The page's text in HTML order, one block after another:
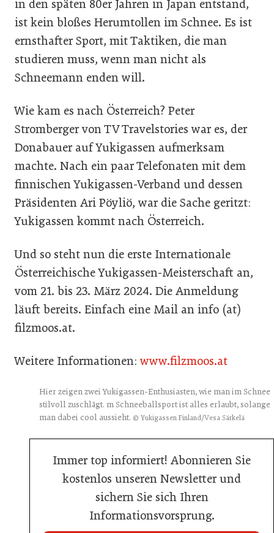
in den späten 80er Jahren in Japan entstand,
ist kein bloßes Herumtollen im Schnee. Es ist
ernsthafter Sport, mit Taktiken, die man
studieren muss, wenn man nicht als
Schneemann enden will.
Wie kam es nach Österreich? Peter
Stromberger von TV Travelstories war es, der
Donabauer auf Yukigassen aufmerksam
machte. Nach ein paar Telefonaten mit dem
finnischen Yukigassen-Verband und dessen
Präsidenten Ari Pöyliö, war die Sache geritzt:
Yukigassen kommt nach Österreich.
Und so steht nun die erste Internationale
Österreichische Yukigassen-Meisterschaft an,
vom 21. bis 23. März 2024. Die Anmeldung
läuft bereits. Einfach eine Mail an info (at)
filzmoos.at.
Weitere Informationen:www.filzmoos.at
Hier zeigen zwei Yukigassen-Enthusiasten, wie man im Schnee
stilvoll zuschlägt. m Schneeballsport ist alles erlaubt, solange
man dabei cool aussieht. © Yukigassen Finland/Vesa Särkelä
Immer top informiert! Abonnieren Sie
kostenlos unseren Newsletter und
sichern Sie sich Ihren
Informationsvorsprung.